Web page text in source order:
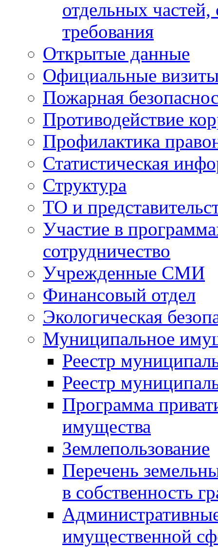
отдельных
требования
Открытые данные
Официальные
Пожарная
Противодействие
Профилактика
Статистическая
Структура
ТО и
Участие в
сотрудничество
Учрежденные СМИ
Финансовый отдел
Экологическая
Муниципальное
Реестр
Реестр
Программа
имущества
Землепользование
Перечень
в собственность
имущественной